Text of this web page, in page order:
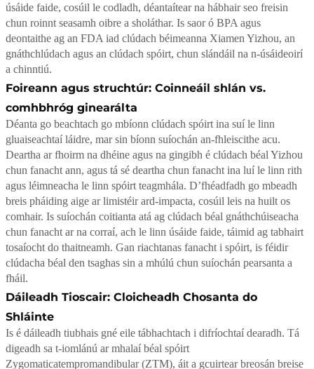
úsáide faide, cosúil le codladh, déantaítear na hábhair seo freisin
chun roinnt seasamh oibre a sholáthar. Is saor ó BPA agus
deontaithe ag an FDA iad clúdach béimeanna Xiamen Yizhou, an
gnáthchlúdach agus an clúdach spóirt, chun slándáil na n-úsáideoirí
a chinntiú.
Foireann agus struchtúr: Coinneáil shlán vs.
comhbhróg ginearálta
Déanta go beachtach go mbíonn clúdach spóirt ina suí le linn
gluaiseachtaí láidre, mar sin bíonn suíochán an-fhleiscithe acu.
Deartha ar fhoirm na dhéine agus na gingibh é clúdach béal Yizhou
chun fanacht ann, agus tá sé deartha chun fanacht ina luí le linn rith
agus léimneacha le linn spóirt teagmhála. D’fhéadfadh go mbeadh
breis pháiding aige ar limistéir ard-impacta, cosúil leis na huilt os
comhair. Is suíochán coitianta atá ag clúdach béal gnáthchúiseacha
chun fanacht ar na corraí, ach le linn úsáide faide, táimid ag tabhairt
tosaíocht do thaitneamh. Gan riachtanas fanacht i spóirt, is féidir
clúdacha béal den tsaghas sin a mhúlú chun suíochán pearsanta a
fháil.
Dáileadh Tioscair: Cloicheadh Chosanta do
Shláinte
Is é dáileadh tiubhais gné eile tábhachtach i difríochtaí dearadh. Tá
digeadh sa t-iomlánú ar mhalaí béal spóirt
Zygomaticatempromandibular (ZTM), áit a gcuirtear breosán breise